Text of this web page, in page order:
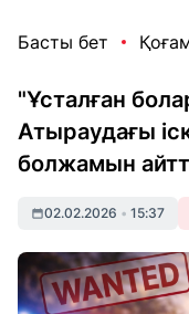
Басты бет
"Ұсталған
Атыраудағы
болжамын
02.02.2026 • 15:37